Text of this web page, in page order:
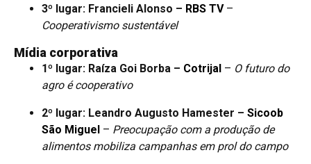
3º lugar: Francieli Alonso – RBS TV–
Cooperativismo sustentável
Mídia corporativa
1º lugar: Raíza Goi Borba – Cotrijal – O futuro do
agro é cooperativo
2º lugar: Leandro Augusto Hamester – Sicoob
São Miguel – Preocupação com a produção de
alimentos mobiliza campanhas em prol do campo